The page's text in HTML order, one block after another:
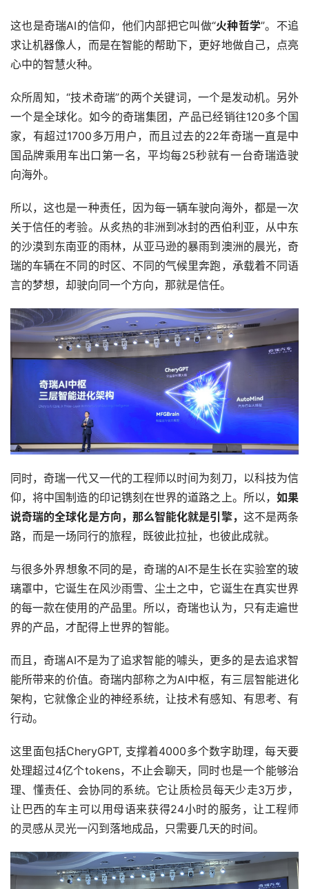
这也是奇瑞AI的信仰，他们内部把它叫做“火种哲学”。不追
求让机器像人，而是在智能的帮助下，更好地做自己，点亮
心中的智慧火种。
众所周知，“技术奇瑞”的两个关键词，一个是发动机。另外
一个是全球化。如今的奇瑞集团，产品已经销往120多个国
家，有超过1700多万用户，而且过去的22年奇瑞一直是中
国品牌乘用车出口第一名，平均每25秒就有一台奇瑞造驶
向海外。
所以，这也是一种责任，因为每一辆车驶向海外，都是一次
关于信任的考验。从炙热的非洲到冰封的西伯利亚，从中东
的沙漠到东南亚的雨林，从亚马逊的暴雨到澳洲的晨光，奇
瑞的车辆在不同的时区、不同的气候里奔跑，承载着不同语
言的梦想，却驶向同一个方向，那就是信任。
同时，奇瑞一代又一代的工程师以时间为刻刀，以科技为信
仰，将中国制造的印记镌刻在世界的道路之上。所以， 如果
说奇瑞的全球化是方向，那么智能化就是引擎， 这不是两条
路，而是一场同行的旅程，既彼此拉扯，也彼此成就。
与很多外界想象不同的是，奇瑞的AI不是生长在实验室的玻
璃罩中，它诞生在风沙雨雪、尘土之中，它诞生在真实世界
的每一款在使用的产品里。所以，奇瑞也认为，只有走遍世
界的产品，才配得上世界的智能。
而且，奇瑞AI不是为了追求智能的噱头，更多的是去追求智
能所带来的价值。奇瑞内部称之为AI中枢，有三层智能进化
架构，它就像企业的神经系统，让技术有感知、有思考、有
行动。
这里面包括CheryGPT, 支撑着4000多个数字助理，每天要
处理超过4亿个tokens，不止会聊天，同时也是一个能够治
理、懂责任、会协同的系统。它让质检员每天少走3万步，
让巴西的车主可以用母语来获得24小时的服务，让工程师
的灵感从灵光一闪到落地成品，只需要几天的时间。